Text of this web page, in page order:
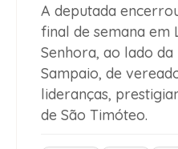
A deputada
final de semana em
Senhora, ao lado
Sampaio, de
lideranças,
de São Timóteo.